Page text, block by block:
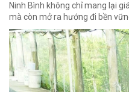
Ninh Bình không chỉ mang lại
mà còn mở ra hướng đi bền